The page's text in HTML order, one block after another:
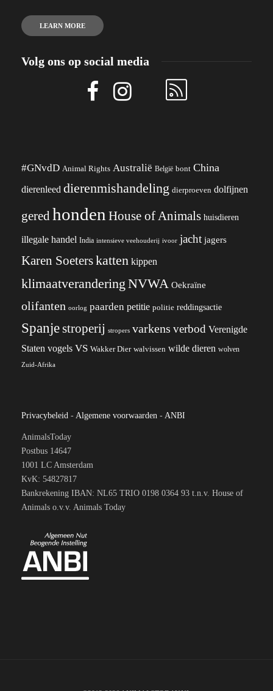
LEARN MORE
Volg ons op social media
#GNvdD Animal Rights Australië België bont China
dierenleed dierenmishandeling dierproeven dolfijnen
gered honden House of Animals huisdieren
illegale handel India intensieve veehouderij ivoor jacht jagers
Karen Soeterskatten kippen
klimaatverandering NVWA Oekraïne
olifanten oorlog paarden petitie politie reddingsactie
Spanjestroperij stropers varkens verbod Verenigde
Staten vogels VS Wakker Dier walvissen wilde dieren wolven
Zuid-Afrika
Privacybeleid - Algemene voorwaarden - ANBI
AnimalsToday
Postbus 14647
1001 LC Amsterdam
KvK: 54827817
Bankrekening IBAN: NL65 TRIO 0198 0364 93 t.n.v. House of
Animals o.v.v. Animals Today